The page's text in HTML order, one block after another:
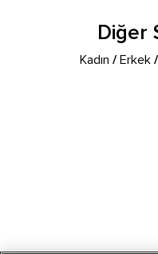
Diğer
Kadın /Erkek /